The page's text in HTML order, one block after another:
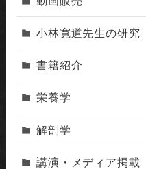
小林寛道先生の研究
書籍紹介
栄養学
解剖学
講演・メディア掲載